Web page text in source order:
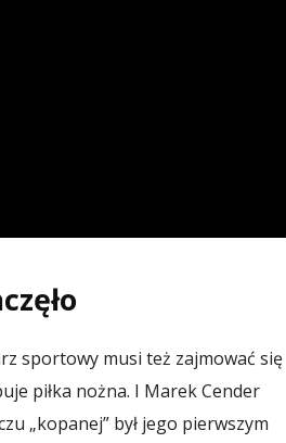
sportowy musi też zajmować się
piłka nożna. I Marek Cender
„kopanej” był jego pierwszym